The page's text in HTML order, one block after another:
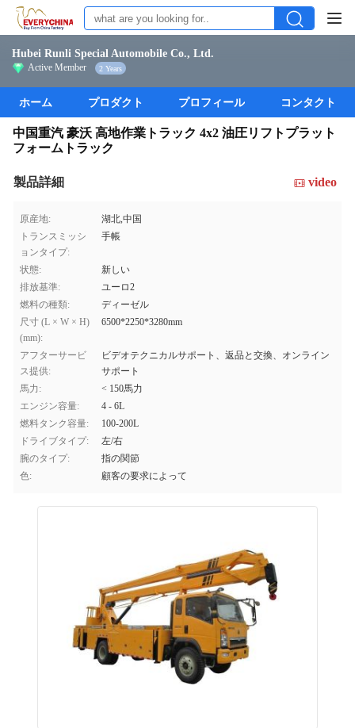
Hubei Runli Special Automobile Co., Ltd.
Active Member 2 Years
ホーム プロダクト プロフィール コンタクト
中国重汽 豪沃 高地作業トラック 4x2 油圧リフトプラット
フォームトラック
製品詳細 video
原産地:
湖北,中国
トランスミッシ
ョンタイプ:
手帳
状態:
新しい
排放基準:
ユーロ2
燃料の種類:
ディーゼル
尺寸 (L × W × H)
(mm):
6500*2250*3280mm
アフターサービ
ス提供:
ビデオテクニカルサポート、返品と交換、オンライン
サポート
馬力:
< 150馬力
エンジン容量:
4 - 6L
燃料タンク容量:
100-200L
ドライブタイプ:
左/右
腕のタイプ:
指の関節
色:
顧客の要求によって